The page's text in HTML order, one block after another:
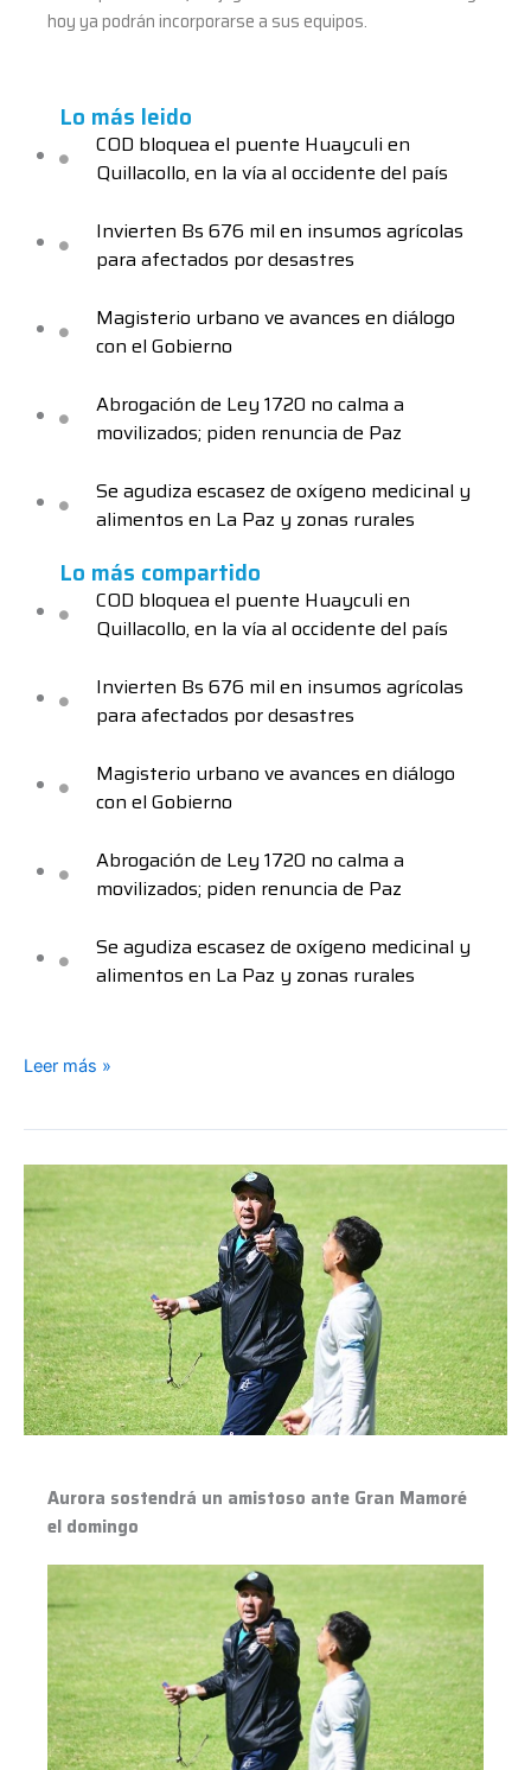
hoy ya podrán incorporarse a sus equipos.
Lo más leido
COD bloquea el puente Huayculi en
Quillacollo, en la vía al occidente del país
Invierten Bs 676 mil en insumos agrícolas
para afectados por desastres
Magisterio urbano ve avances en diálogo
con el Gobierno
Abrogación de Ley 1720 no calma a
movilizados; piden renuncia de Paz
Se agudiza escasez de oxígeno medicinal y
alimentos en La Paz y zonas rurales
Lo más compartido
COD bloquea el puente Huayculi en
Quillacollo, en la vía al occidente del país
Invierten Bs 676 mil en insumos agrícolas
para afectados por desastres
Magisterio urbano ve avances en diálogo
con el Gobierno
Abrogación de Ley 1720 no calma a
movilizados; piden renuncia de Paz
Se agudiza escasez de oxígeno medicinal y
alimentos en La Paz y zonas rurales
Leer más »
Aurora sostendrá un amistoso ante Gran Mamoré
el domingo
Aurora
sostendrá
un
amistoso
ante
Gran
Mamoré
el
domingo